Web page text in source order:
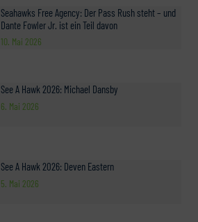
Seahawks Free Agency: Der Pass Rush steht – und
Dante Fowler Jr. ist ein Teil davon
10. Mai 2026
See A Hawk 2026: Michael Dansby
6. Mai 2026
See A Hawk 2026: Deven Eastern
5. Mai 2026